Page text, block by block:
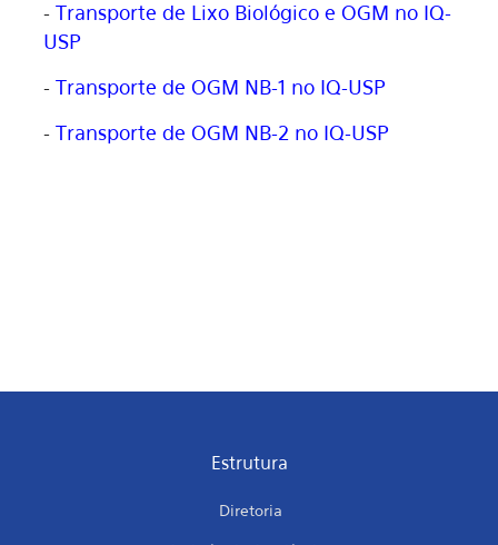
- Transporte de Lixo Biológico e OGM no IQ-
USP
- Transporte de OGM NB-1 no IQ-USP
- Transporte de OGM NB-2 no IQ-USP
Estrutura
Diretoria